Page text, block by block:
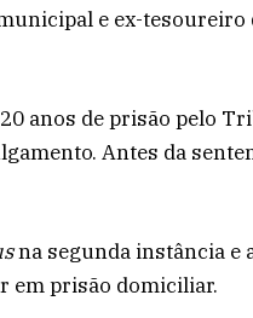
e ex-tesoureiro
anos de prisão pelo
Antes da
na segunda instância e
em prisão domiciliar.